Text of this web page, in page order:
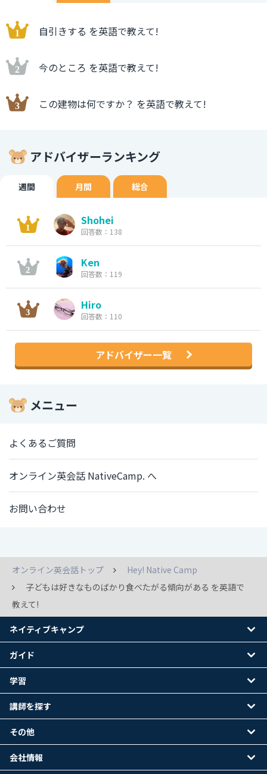
自引きする を英語で教えて!
今のところ を英語で教えて!
この建物は何ですか？ を英語で教えて!
アドバイザーランキング
週間 月間 総合
Shohei
回答数：138
Ken
回答数：119
Hiro
回答数：110
アドバイザー一覧
メニュー
よくあるご質問
オンライン英会話 NativeCamp. へ
お問い合わせ
オンライン英会話トップ
Hey! Native Camp
子どもは好きなものばかり食べたがる傾向がある を英語で
教えて!
ネイティブキャンプ
ガイド
学習
講師を探す
その他
会社情報